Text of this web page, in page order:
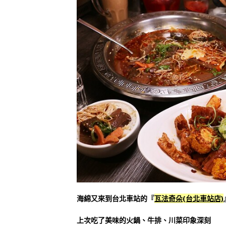
海綿又來到台北車站的 『瓦法奇朵(台北車站店)
上次吃了美味的火鍋、牛排、川菜印象深刻